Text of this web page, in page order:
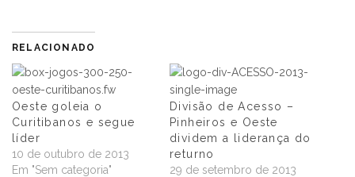
RELACIONADO
Oeste goleia o
Curitibanos e segue
líder
10 de outubro de 2013
Em "Sem categoria"
Divisão de Acesso –
Pinheiros e Oeste
dividem a liderança do
returno
29 de setembro de 2013